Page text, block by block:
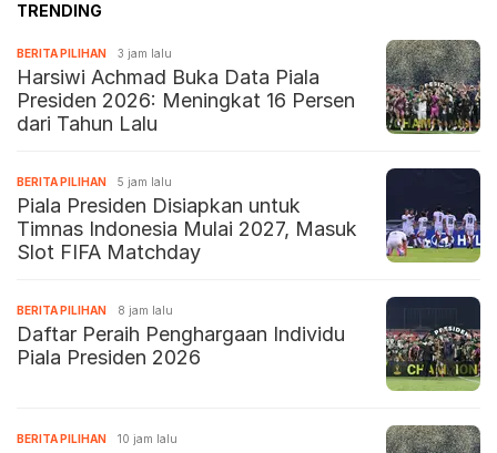
TRENDING
BERITA PILIHAN 3 jam lalu
Harsiwi Achmad Buka Data Piala
Presiden 2026: Meningkat 16 Persen
dari Tahun Lalu
BERITA PILIHAN 5 jam lalu
Piala Presiden Disiapkan untuk
Timnas Indonesia Mulai 2027, Masuk
Slot FIFA Matchday
BERITA PILIHAN 8 jam lalu
Daftar Peraih Penghargaan Individu
Piala Presiden 2026
BERITA PILIHAN 10 jam lalu